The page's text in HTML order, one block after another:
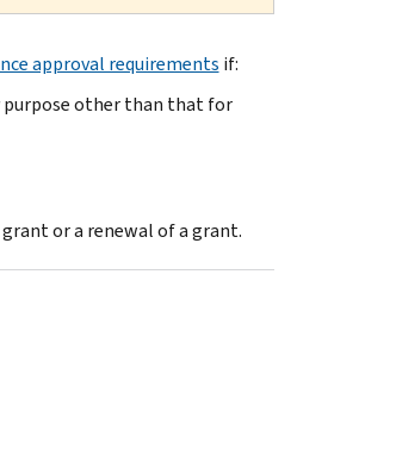
approval requirements if:
other than that for
or a renewal of a grant.